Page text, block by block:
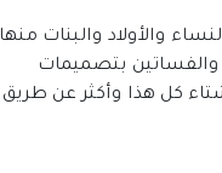
والأولاد والبنات منها
والفساتين بتصميمات
كل هذا وأكثر عن طريق